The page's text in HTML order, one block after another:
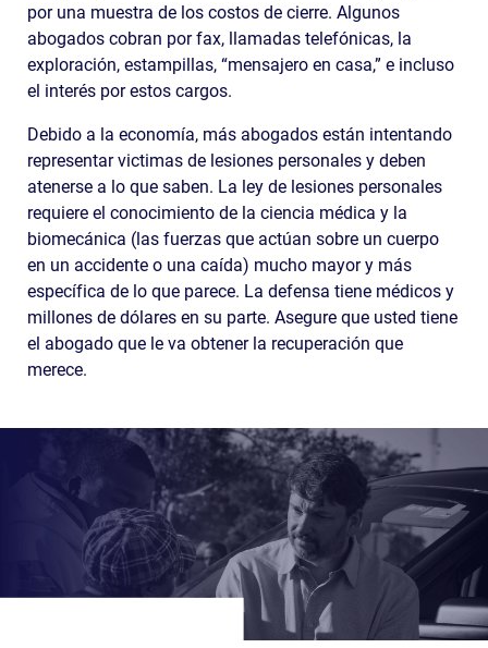
por una muestra de los costos de cierre. Algunos
abogados cobran por fax, llamadas telefónicas, la
exploración, estampillas, “mensajero en casa,” e incluso
el interés por estos cargos.
Debido a la economía, más abogados están intentando
representar victimas de lesiones personales y deben
atenerse a lo que saben. La ley de lesiones personales
requiere el conocimiento de la ciencia médica y la
biomecánica (las fuerzas que actúan sobre un cuerpo
en un accidente o una caída) mucho mayor y más
específica de lo que parece. La defensa tiene médicos y
millones de dólares en su parte. Asegure que usted tiene
el abogado que le va obtener la recuperación que
merece.